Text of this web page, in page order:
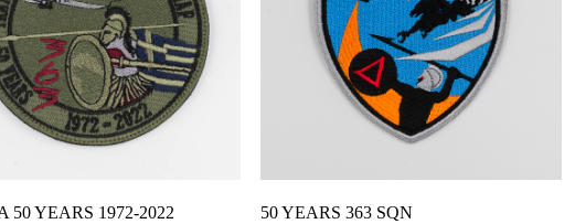
50 YEARS 1972-2022
50 YEARS 363 SQN